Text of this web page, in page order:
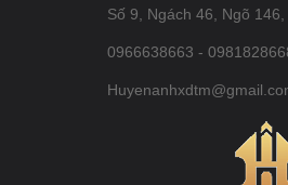
Số 9, Ngách 46, Ngõ
0966638663 -